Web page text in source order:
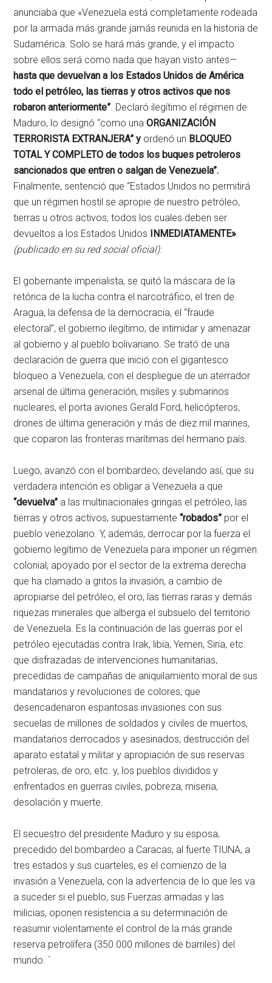
anunciaba que «Venezuela está completamente rodeada
por la armada más grande jamás reunida en la historia de
Sudamérica. Solo se hará más grande, y el impacto
sobre ellos será como nada que hayan visto antes—
hasta que devuelvan a los Estados Unidos de América
todo el petróleo, las tierras y otros activos que nos
robaron anteriormente”. Declaró ilegítimo el régimen de
Maduro, lo designó “como unaORGANIZACIÓN
TERRORISTA EXTRANJERA” y ordenó un BLOQUEO
TOTAL Y COMPLETO de todos los buques petroleros
sancionados que entren o salgan de Venezuela”.
Finalmente, sentenció que “Estados Unidos no permitirá
que un régimen hostil se apropie de nuestro petróleo,
tierras u otros activos, todos los cuales deben ser
devueltos a los Estados Unidos INMEDIATAMENTE».
(publicado en su red social oficial).
El gobernante imperialista, se quitó la máscara de la
retórica de la lucha contra el narcotráfico, el tren de
Aragua, la defensa de la democracia, el “fraude
electoral”, el gobierno ilegítimo, de intimidar y amenazar
al gobierno y al pueblo bolivariano. Se trató de una
declaración de guerra que inició con el gigantesco
bloqueo a Venezuela, con el despliegue de un aterrador
arsenal de última generación, misiles y submarinos
nucleares, el porta aviones Gerald Ford, helicópteros,
drones de última generación y más de diez mil marines,
que coparon las fronteras marítimas del hermano país.
Luego, avanzó con el bombardeo; develando así, que su
verdadera intención es obligar a Venezuela a que
“devuelva” a las multinacionales gringas el petróleo, las
tierras y otros activos, supuestamente“robados” por el
pueblo venezolano. Y, además, derrocar por la fuerza el
gobierno legítimo de Venezuela para imponer un régimen
colonial, apoyado por el sector de la extrema derecha
que ha clamado a gritos la invasión, a cambio de
apropiarse del petróleo, el oro, las tierras raras y demás
riquezas minerales que alberga el subsuelo del territorio
de Venezuela. Es la continuación de las guerras por el
petróleo ejecutadas contra Irak, libia, Yemen, Siria, etc.
que disfrazadas de intervenciones humanitarias,
precedidas de campañas de aniquilamiento moral de sus
mandatarios y revoluciones de colores, que
desencadenaron espantosas invasiones con sus
secuelas de millones de soldados y civiles de muertos,
mandatarios derrocados y asesinados, destrucción del
aparato estatal y militar y apropiación de sus reservas
petroleras, de oro, etc. y, los pueblos divididos y
enfrentados en guerras civiles, pobreza, miseria,
desolación y muerte.
El secuestro del presidente Maduro y su esposa,
precedido del bombardeo a Caracas, al fuerte TIUNA, a
tres estados y sus cuarteles, es el comienzo de la
invasión a Venezuela, con la advertencia de lo que les va
a suceder si el pueblo, sus Fuerzas armadas y las
milicias, oponen resistencia a su determinación de
reasumir violentamente el control de la más grande
reserva petrolífera (350.000 millones de barriles) del
mundo. ´